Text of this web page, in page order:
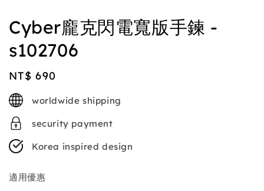
Cyber龐克閃電寬版手鍊 -
s102706
Regular
price
NT$ 690
worldwide shipping
security payment
Korea inspired design
適用優惠